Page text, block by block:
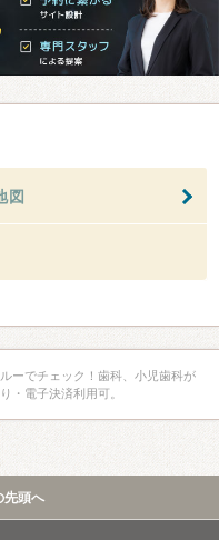
図
ーでチェック！歯科、小児歯科が
・電子決済利用可。
先頭へ